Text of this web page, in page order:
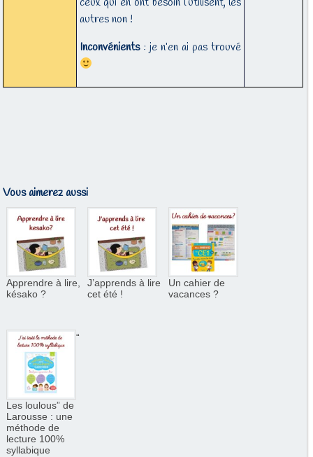
autres non !
Inconvénients : je n’en ai pas trouvé
Vous aimerez aussi
Apprendre à lire,
késako ?
J’apprends à lire
cet été !
Un cahier de
vacances ?
“
Les loulous” de
Larousse : une
méthode de
lecture 100%
syllabique